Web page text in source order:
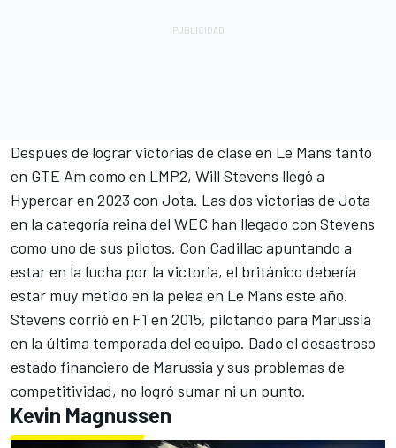
Después de lograr victorias de clase en Le Mans tanto
en GTE Am como en LMP2, Will Stevens llegó a
Hypercar en 2023 con Jota. Las dos victorias de Jota
en la categoría reina del WEC han llegado con Stevens
como uno de sus pilotos. Con Cadillac apuntando a
estar en la lucha por la victoria, el británico debería
estar muy metido en la pelea en Le Mans este año.
Stevens corrió en F1 en 2015, pilotando para Marussia
en la última temporada del equipo. Dado el desastroso
estado financiero de Marussia y sus problemas de
competitividad, no logró sumar ni un punto.
Kevin Magnussen